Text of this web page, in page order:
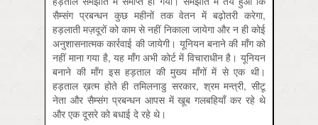
सैम्संग प्रबन्धन कुछ महीनों तक वेतन में बढ़ोतरी करेगा,
हड़लाती मज़दूरों को काम से नहीं निकाला जायेगा और न ही कोई
अनुशासनात्मक कार्रवाई की जायेगी। यूनियन बनाने की माँग को
नहीं माना गया है, यह माँग अभी कोर्ट में विचाराधीन है। यूनियन
बनाने की माँग इस हड़ताल की मुख्य माँगों में से एक थी।
हड़ताल ख़त्म होते ही तमिलनाडु सरकार, श्रम मन्त्री, सीटू
नेता और सैम्संग प्रबन्धन आपस में खूब गलबहियाँ कर रहे थे
और एक दूसरे को बधाई दे रहे थे।